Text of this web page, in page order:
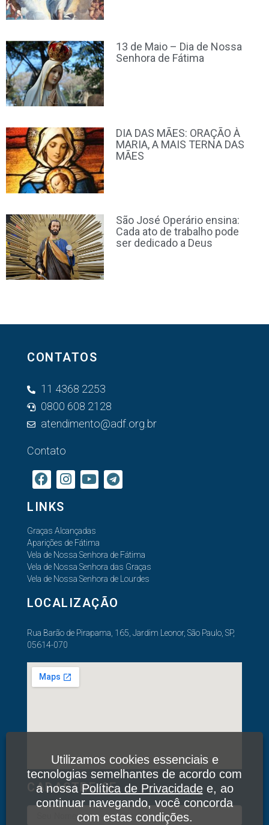
13 de Maio – Dia de Nossa
Senhora de Fátima
DIA DAS MÃES: ORAÇÃO À
MARIA, A MAIS TERNA DAS
MÃES
São José Operário ensina:
Cada ato de trabalho pode
ser dedicado a Deus
CONTATOS
11 4368 2253
0800 608 2128
atendimento@adf.org.br
Contato
LINKS
Graças Alcançadas
Aparições de Fátima
Vela de Nossa Senhora de Fátima
Vela de Nossa Senhora das Graças
Vela de Nossa Senhora de Lourdes
LOCALIZAÇÃO
Rua Barão de Pirapama, 165, Jardim Leonor, São Paulo, SP,
05614-070
CADASTRE-SE
Utilizamos cookies essenciais e
tecnologias semelhantes de acordo com
a nossaPolítica de Privacidadee, ao
continuar navegando, você concorda
com estas condições.